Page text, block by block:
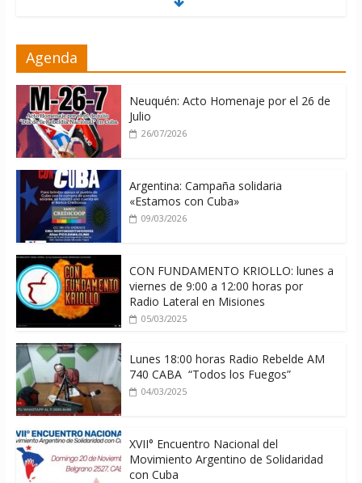
06/08/2026
Agenda
Neuquén: Acto Homenaje por el 26 de
Julio
26/07/2026
Argentina: Campaña solidaria
«Estamos con Cuba»
09/03/2026
CON FUNDAMENTO KRIOLLO: lunes a
viernes de 9:00 a 12:00 horas por
Radio Lateral en Misiones
05/03/2025
Lunes 18:00 horas Radio Rebelde AM
740 CABA “Todos los Fuegos”
04/03/2025
XVII° Encuentro Nacional del
Movimiento Argentino de Solidaridad
con Cuba